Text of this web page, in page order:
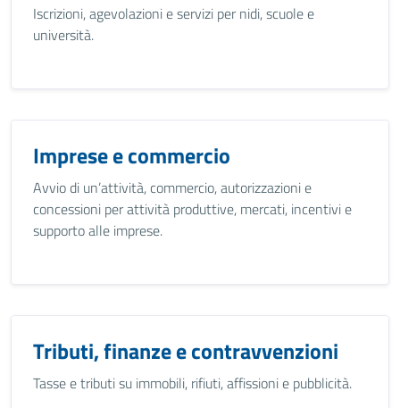
Iscrizioni, agevolazioni e servizi per nidi, scuole e
università.
Imprese e commercio
Avvio di un’attività, commercio, autorizzazioni e
concessioni per attività produttive, mercati, incentivi e
supporto alle imprese.
Tributi, finanze e contravvenzioni
Tasse e tributi su immobili, rifiuti, affissioni e pubblicità.